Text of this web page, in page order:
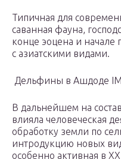
Типичная для
саванная фауна,
конце эоцена и начале
с азиатскими видами.
Дельфины в Ашдоде
В дальнейшем на
влияла человеческая
обработку земли по
интродукцию новых
особенно активная в